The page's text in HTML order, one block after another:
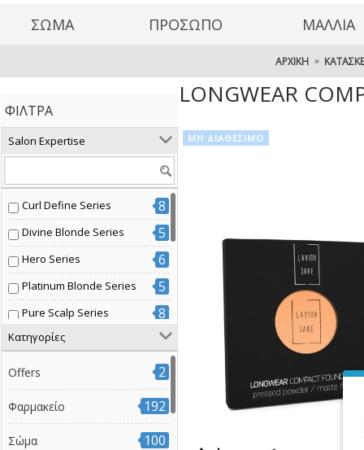
ΣΩΜΑ ΠΡΟΣΩΠΟ ΜΑΛΛΊΑ
ΑΡΧΙΚΉ
ΦΊΛΤΡΑ
Salon Expertise
Curl Define Series 8
Divine Blonde Series 5
Hero Series 6
Platinum Blonde Series 5
Pure Scalp Series 8
Radiant Color Series 7
Volume Boost Series 3
Βαμμένα μαλλιά 7
Διάφοροι τύποι μαλλιών 14
Έξτρα όγκος
Κατηγορίες
Offers 2
Φαρμακείο 192
Σώμα 100
LONGWEAR
ΜΗ ΔΙΑΘΈΣΙΜΟ